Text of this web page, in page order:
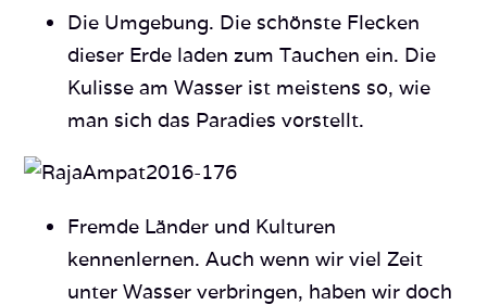
Die Umgebung. Die schönste Flecken
dieser Erde laden zum Tauchen ein. Die
Kulisse am Wasser ist meistens so, wie
man sich das Paradies vorstellt.
Fremde Länder und Kulturen
kennenlernen. Auch wenn wir viel Zeit
unter Wasser verbringen, haben wir doch